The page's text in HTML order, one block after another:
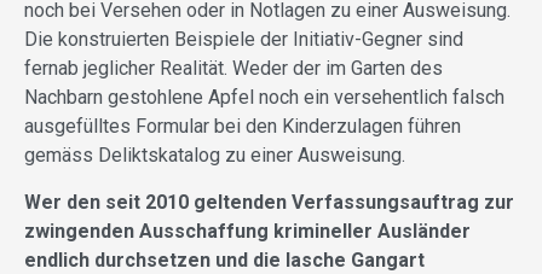
noch bei Versehen oder in Notlagen zu einer Ausweisung.
Die konstruierten Beispiele der Initiativ-Gegner sind
fernab jeglicher Realität. Weder der im Garten des
Nachbarn gestohlene Apfel noch ein versehentlich falsch
ausgefülltes Formular bei den Kinderzulagen führen
gemäss Deliktskatalog zu einer Ausweisung.
Wer den seit 2010 geltenden Verfassungsauftrag zur
zwingenden Ausschaffung krimineller Ausländer
endlich durchsetzen und die lasche Gangart